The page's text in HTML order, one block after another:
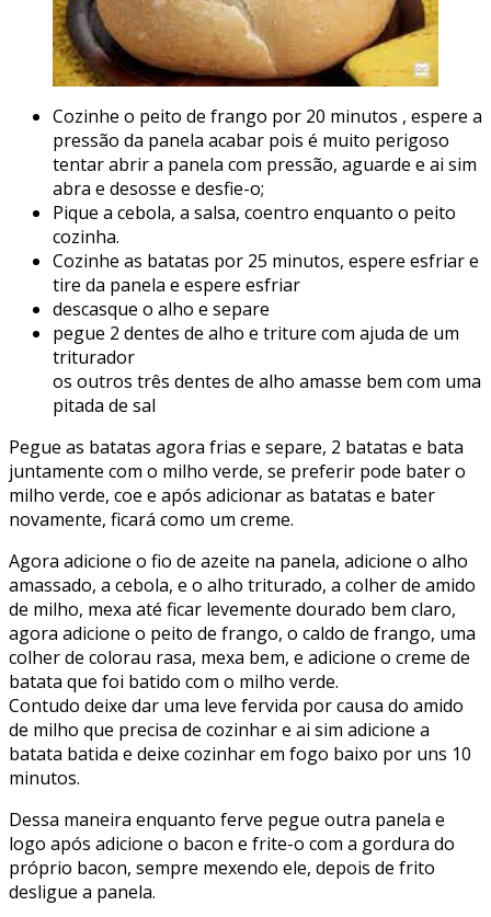
Cozinhe o peito de frango por 20 minutos , espere a
pressão da panela acabar pois é muito perigoso
tentar abrir a panela com pressão, aguarde e ai sim
abra e desosse e desfie-o;
Pique a cebola, a salsa, coentro enquanto o peito
cozinha.
Cozinhe as batatas por 25 minutos, espere esfriar e
tire da panela e espere esfriar
descasque o alho e separe
pegue 2 dentes de alho e triture com ajuda de um
triturador
os outros três dentes de alho amasse bem com uma
pitada de sal
Pegue as batatas agora frias e separe, 2 batatas e bata
juntamente com o milho verde, se preferir pode bater o
milho verde, coe e após adicionar as batatas e bater
novamente, ficará como um creme.
Agora adicione o fio de azeite na panela, adicione o alho
amassado, a cebola, e o alho triturado, a colher de amido
de milho, mexa até ficar levemente dourado bem claro,
agora adicione o peito de frango, o caldo de frango, uma
colher de colorau rasa, mexa bem, e adicione o creme de
batata que foi batido com o milho verde.
Contudo deixe dar uma leve fervida por causa do amido
de milho que precisa de cozinhar e ai sim adicione a
batata batida e deixe cozinhar em fogo baixo por uns 10
minutos.
Dessa maneira enquanto ferve pegue outra panela e
logo após adicione o bacon e frite-o com a gordura do
próprio bacon, sempre mexendo ele, depois de frito
desligue a panela.